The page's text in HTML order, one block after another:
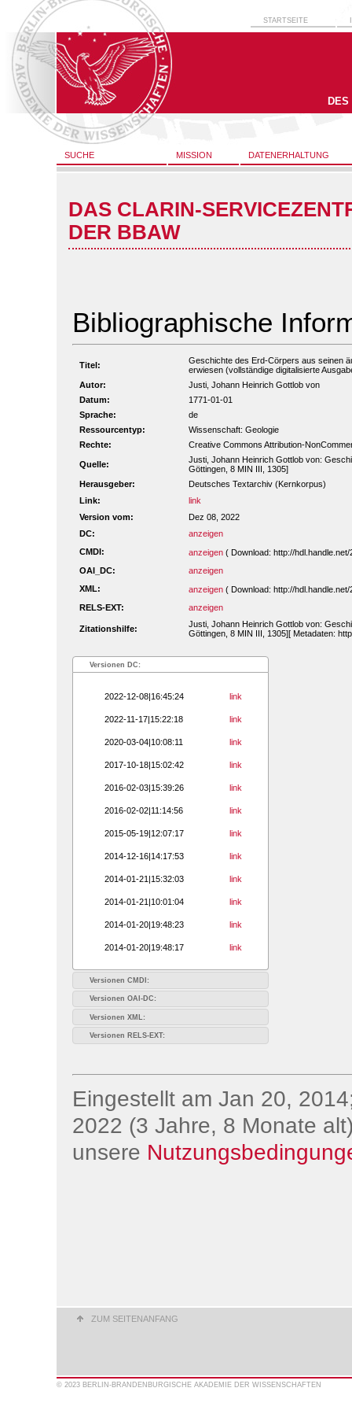
STARTSEITE
SUCHE MISSION DATENERHALTUNG
DAS CLARIN-
DER BBAW
Bibliographische
Titel:
Geschichte des Erd-Cörpers aus seinen
erwiesen (vollständige digitalisierte
Autor:
Justi, Johann Heinrich Gottlob von
Datum:
1771-01-01
Sprache:
de
Ressourcentyp:
Wissenschaft: Geologie
Rechte:
Creative Commons Attribution-
Quelle:
Justi, Johann Heinrich Gottlob von:
Göttingen, 8 MIN III, 1305]
Herausgeber:
Deutsches Textarchiv (Kernkorpus)
Link:
link
Version vom:
Dez 08, 2022
DC:
anzeigen
CMDI:
anzeigen ( Download: http://
OAI_DC:
anzeigen
XML:
anzeigen ( Download: http://
RELS-EXT:
anzeigen
Zitationshilfe:
Justi, Johann Heinrich Gottlob von:
Göttingen, 8 MIN III, 1305][ Metadaten:
Versionen DC:
2022-12-08|16:45:24 link
2022-11-17|15:22:18 link
2020-03-04|10:08:11 link
2017-10-18|15:02:42 link
2016-02-03|15:39:26 link
2016-02-02|11:14:56 link
2015-05-19|12:07:17 link
2014-12-16|14:17:53 link
2014-01-21|15:32:03 link
2014-01-21|10:01:04 link
2014-01-20|19:48:23 link
2014-01-20|19:48:17 link
Versionen CMDI:
Versionen OAI-DC:
Versionen XML:
Versionen RELS-EXT:
Eingestellt am Jan 20,
2022 (3 Jahre, 8 Monate
unsere
ZUM SEITENANFANG
© 2023 BERLIN-BRANDENBURGISCHE AKADEMIE DER WISSENSCHAFTEN